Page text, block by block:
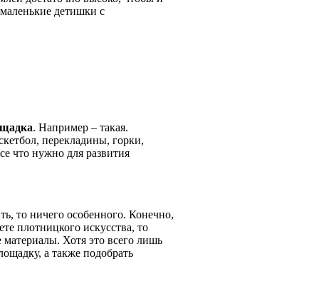
детишки с
. Например – такая.
перекладины, горки,
что нужно для развития
то ничего особенного. Конечно,
плотницкого искусства, то
материалы. Хотя это всего лишь
а также подобрать